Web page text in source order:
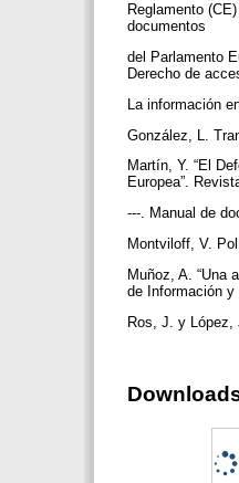
Reglamento
documentos
del Parlamento
Derecho de
La información
González, L.
Martín, Y. “El
Europea”.
---. Manual de
Montviloff, V.
Muñoz, A. “Una
de Información y
Ros, J. y